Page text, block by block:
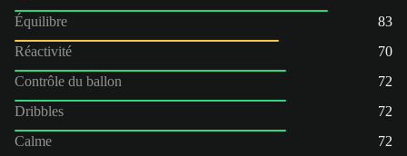
Équilibre
83
Réactivité
70
Contrôle du ballon
72
Dribbles
72
Calme
72